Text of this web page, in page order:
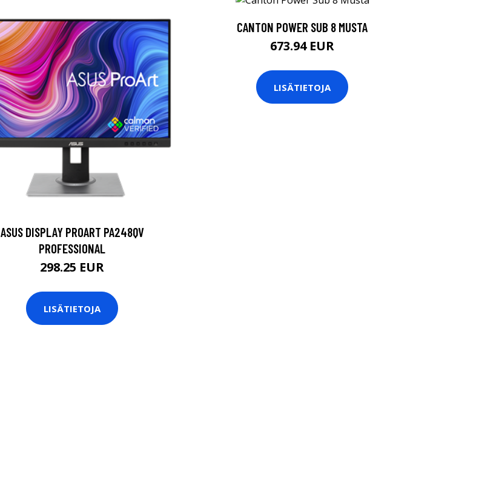
ASUS DISPLAY PROART PA248QV
PROFESSIONAL
298.25 EUR
LISÄTIETOJA
CANTON POWER SUB 8 MUSTA
673.94 EUR
LISÄTIETOJA